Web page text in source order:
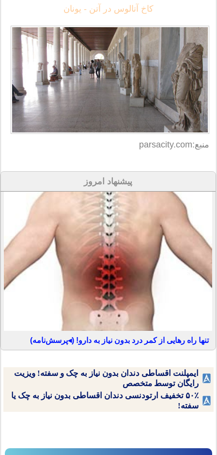
کاخ آتالوس در آتن - یونان
منبع:parsacity.com
پیشنهاد امروز
تنها راه رهایی از کمر درد بدون نیاز به دارو! (◂پرسش‌نامه)
ایمپلنت اقساطی دندان بدون نیاز به چک و سفته! ویزیت
رایگان توسط متخصص
۵۰٪ تخفیف ارتودنسی دندان اقساطی بدون نیاز به چک یا
سفته!